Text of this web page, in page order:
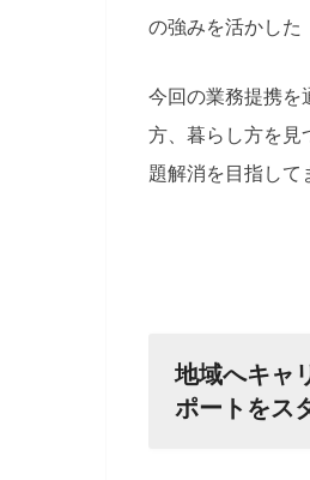
の強みを活かした
今回の業務提携を
方、暮らし方を見
題解消を目指して
地域へキャ
ポートをス